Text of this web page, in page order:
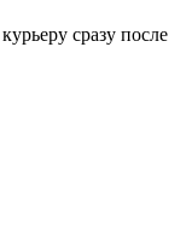
сразу после